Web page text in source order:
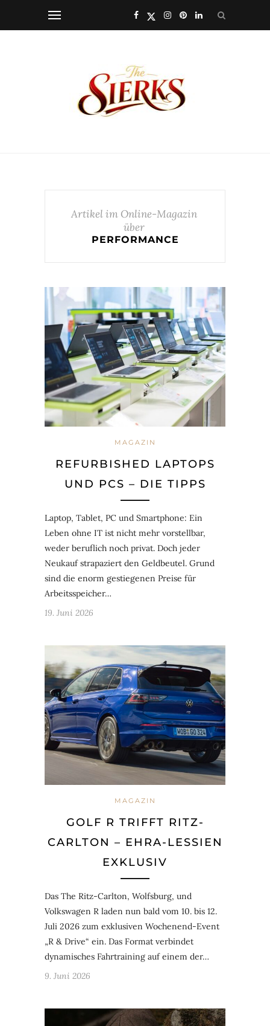
Artikel im Online-Magazin
über
PERFORMANCE
MAGAZIN
REFURBISHED LAPTOPS
UND PCS – DIE TIPPS
Laptop, Tablet, PC und Smartphone: Ein
Leben ohne IT ist nicht mehr vorstellbar,
weder beruflich noch privat. Doch jeder
Neukauf strapaziert den Geldbeutel. Grund
sind die enorm gestiegenen Preise für
Arbeitsspeicher…
19. Juni 2026
MAGAZIN
GOLF R TRIFFT RITZ-
CARLTON – EHRA-LESSIEN
EXKLUSIV
Das The Ritz-Carlton, Wolfsburg, und
Volkswagen R laden nun bald vom 10. bis 12.
Juli 2026 zum exklusiven Wochenend-Event
„R & Drive“ ein. Das Format verbindet
dynamisches Fahrtraining auf einem der…
9. Juni 2026